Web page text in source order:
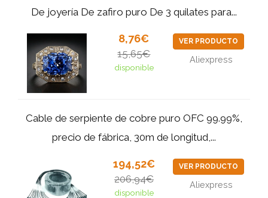
De joyería De zafiro puro De 3 quilates para...
8,76€
15,65€
disponible
VER PRODUCTO
Aliexpress
Cable de serpiente de cobre puro OFC 99.99%,
precio de fábrica, 30m de longitud,...
194,52€
206,94€
disponible
VER PRODUCTO
Aliexpress